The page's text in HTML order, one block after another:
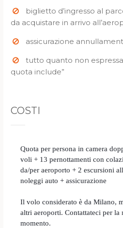
biglietto d’ingresso al
da acquistare in arrivo
assicurazione
tutto quanto non
quota include”
COSTI
Quota per persona in camera
voli + 13 pernottamenti con
da/per aeroporto + 2 escursioni
noleggi auto + assicurazione
Il volo considerato è da Milano,
altri aeroporti. Contattateci per
momento.